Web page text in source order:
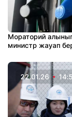
Мораторий
министр жауап
22.01.26